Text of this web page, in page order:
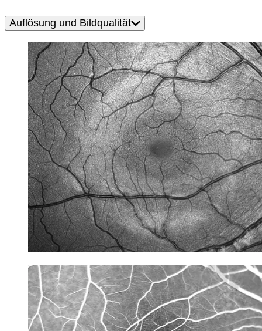
Auflösung und Bildqualität